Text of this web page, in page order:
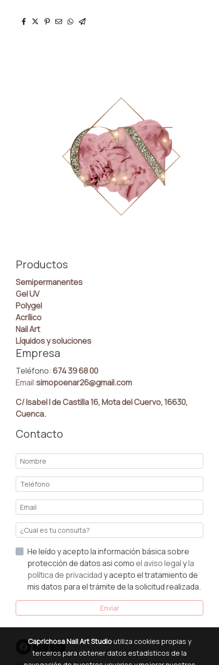
Productos
Semipermanentes
Gel UV
Polygel
Acrílico
Nail Art
Líquidos y soluciones
Empresa
Teléfono: 674 39 68 00
Email:simopoenar26@gmail.com
C/ Isabel I de Castilla 16, Mota del Cuervo, 16630,
Cuenca.
Contacto
He leído y acepto la información básica sobre
protección de datos asi comoel aviso legalyla
política de privacidady acepto el tratamiento de
mis datos para el trámite de la solicitud realizada.
Enviar
Caprichosa Nail Art Studioutiliza cookies propias y
terceros para obtener datos estadísticos de la